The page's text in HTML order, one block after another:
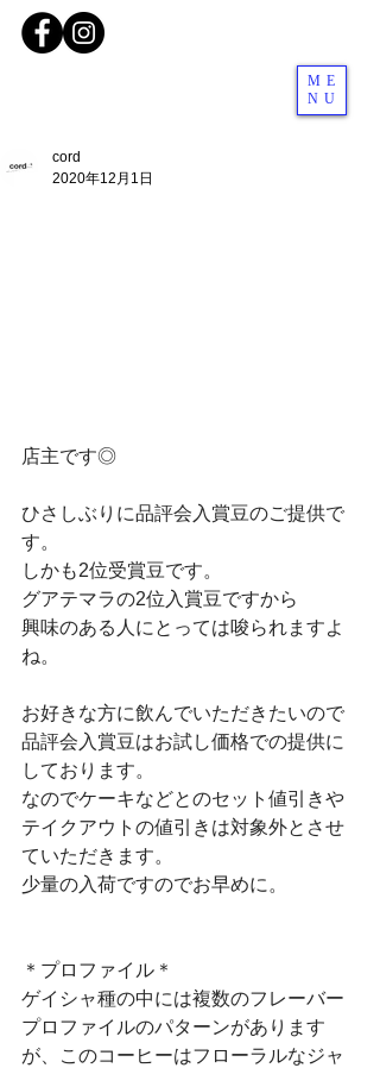
ME
NU
cord
2020年12月1日
店主です◎
ひさしぶりに品評会入賞豆のご提供で
す。
しかも2位受賞豆です。
グアテマラの2位入賞豆ですから
興味のある人にとっては唆られますよ
ね。
お好きな方に飲んでいただきたいので
品評会入賞豆はお試し価格での提供に
しております。
なのでケーキなどとのセット値引きや
テイクアウトの値引きは対象外とさせ
ていただきます。
少量の入荷ですのでお早めに。
＊プロファイル＊
ゲイシャ種の中には複数のフレーバー
プロファイルのパターンがあります
が、このコーヒーはフローラルなジャ